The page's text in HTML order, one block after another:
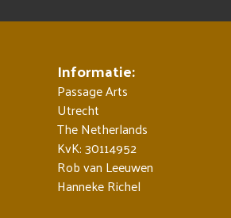
Informatie:
Passage Arts
Utrecht
The Netherlands
KvK: 30114952
Rob van Leeuwen
Hanneke Richel